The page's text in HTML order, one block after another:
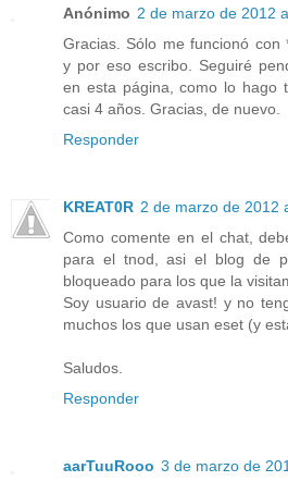
Anónimo 2 de marzo de 2012
Gracias. Sólo me funcionó con
y por eso escribo. Seguiré
en esta página, como lo hago
casi 4 años. Gracias, de nuevo.
Responder
KREAT0R 2 de marzo de 2012
Como comente en el chat,
para el tnod, asi el blog de
bloqueado para los que la
Soy usuario de avast! y no
muchos los que usan eset (y
Saludos.
Responder
aarTuuRooo 3 de marzo de